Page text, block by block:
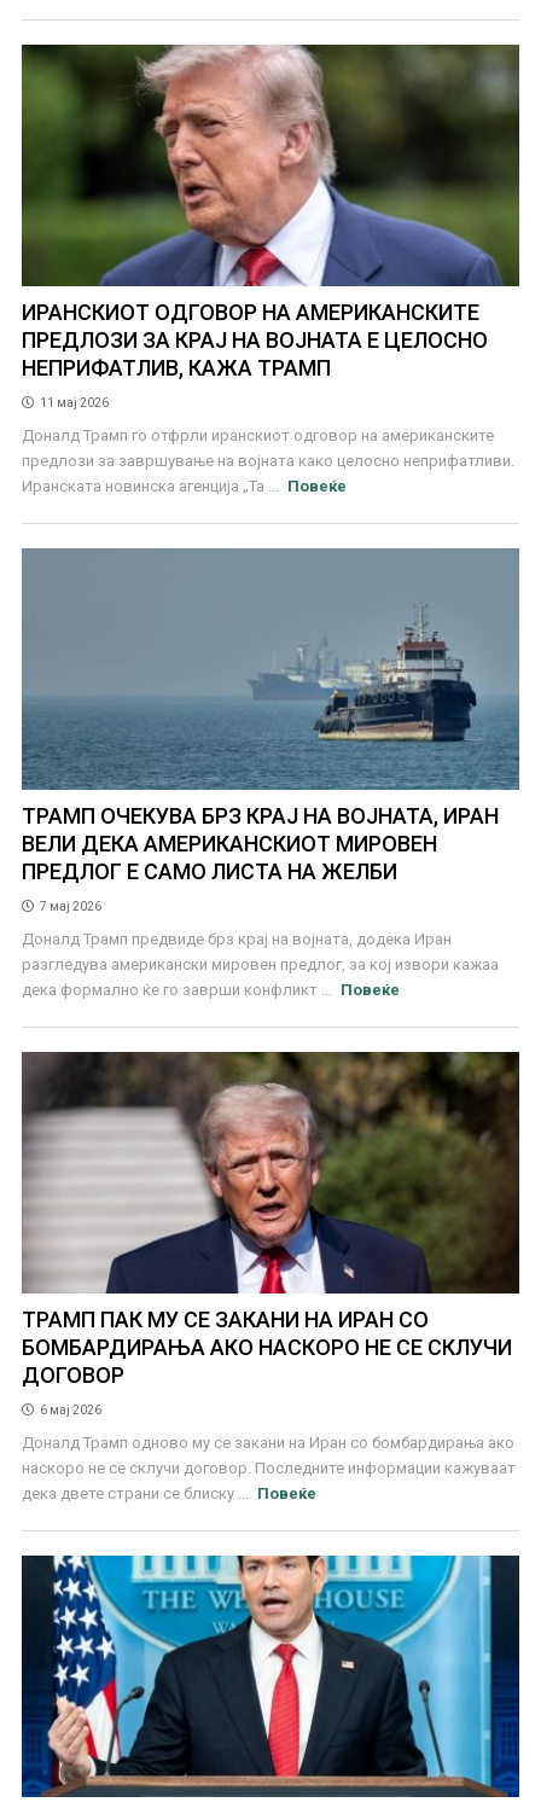
ИРАНСКИОТ ОДГОВОР НА АМЕРИКАНСКИТЕ
ПРЕДЛОЗИ ЗА КРАЈ НА ВОЈНАТА Е ЦЕЛОСНО
НЕПРИФАТЛИВ, КАЖА ТРАМП
11 мај 2026
Доналд Трамп го отфрли иранскиот одговор на американските
предлози за завршување на војната како целосно неприфатливи.
Иранската новинска агенција „Та ...
Повеќе
ТРАМП ОЧЕКУВА БРЗ КРАЈ НА ВОЈНАТА, ИРАН
ВЕЛИ ДЕКА АМЕРИКАНСКИОТ МИРОВЕН
ПРЕДЛОГ Е САМО ЛИСТА НА ЖЕЛБИ
7 мај 2026
Доналд Трамп предвиде брз крај на војната, додека Иран
разгледува американски мировен предлог, за кој извори кажаа
дека формално ќе го заврши конфликт ...
Повеќе
ТРАМП ПАК МУ СЕ ЗАКАНИ НА ИРАН СО
БОМБАРДИРАЊА АКО НАСКОРО НЕ СЕ СКЛУЧИ
ДОГОВОР
6 мај 2026
Доналд Трамп одново му се закани на Иран со бомбардирања ако
наскоро не се склучи договор. Последните информации кажуваат
дека двете страни се блиску ...
Повеќе